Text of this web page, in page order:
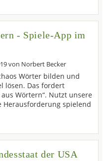
- Spiele-App im
von Norbert Becker
Wörter bilden und
lösen. Das fordert
Wörtern“. Nutzt unsere
Herausforderung spielend
der USA